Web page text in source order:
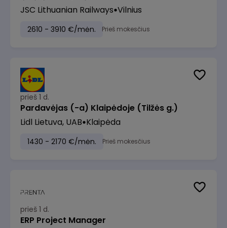
JSC Lithuanian Railways Vilnius
2610 - 3910 €/mėn. Prieš mokesčius
prieš 1 d.
Pardavėjas (-a) Klaipėdoje (Tilžės g.)
Lidl Lietuva, UAB Klaipėda
1430 - 2170 €/mėn. Prieš mokesčius
prieš 1 d.
ERP Project Manager